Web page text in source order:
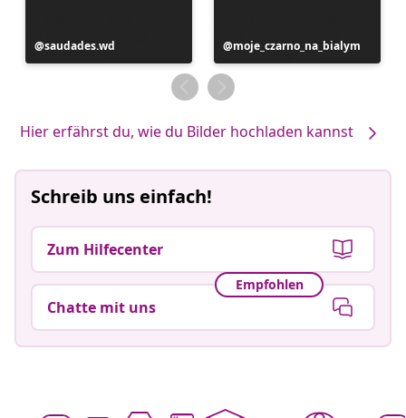
Beitrag
veröffentlicht
saudades.wd
Beitrag
veröffentlicht
von
moje_czarno_na_bialym
Hier erfährst du, wie du Bilder hochladen kannst
Schreib uns einfach!
Zum Hilfecenter
Empfohlen
Chatte mit uns